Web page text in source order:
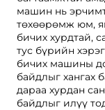
машин нь
төхөөрөмж юм,
бичих хурдтай,
тус бүрийн
бичих машины
байдлыг хангах
дараа хурдан
байдлыг илүү